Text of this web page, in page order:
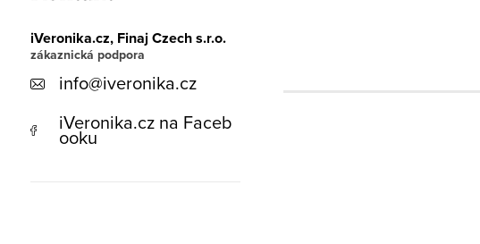
iVeronika.cz, Finaj Czech s.r.o.
info@iveronika.cz
iVeronika.cz na Faceb
ooku